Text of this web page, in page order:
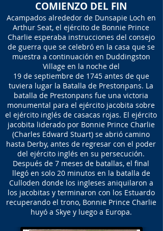
COMIENZO DEL FIN
Acampados alrededor de Dunsapie Loch en
Arthur Seat, el ejército de Bonnie Prince
Charlie esperaba instrucciones del consejo
de guerra que se celebró en la casa que se
muestra a continuación en Duddingston
Village en la noche del
19 de septiembre de 1745 antes de que
tuviera lugar la Batalla de Prestonpans. La
batalla de Prestonpans fue una victoria
monumental para el ejército jacobita sobre
el ejército inglés de casacas rojas. El ejército
jacobita liderado por Bonnie Prince Charlie
(Charles Edward Stuart) se abrió camino
hasta Derby, antes de regresar con el poder
del ejército inglés en su persecución.
Después de 7 meses de batallas, el final
llegó en solo 20 minutos en la batalla de
Culloden donde los ingleses aniquilaron a
los jacobitas y terminaron con los Estuardo
recuperando el trono, Bonnie Prince Charlie
huyó a Skye y luego a Europa.